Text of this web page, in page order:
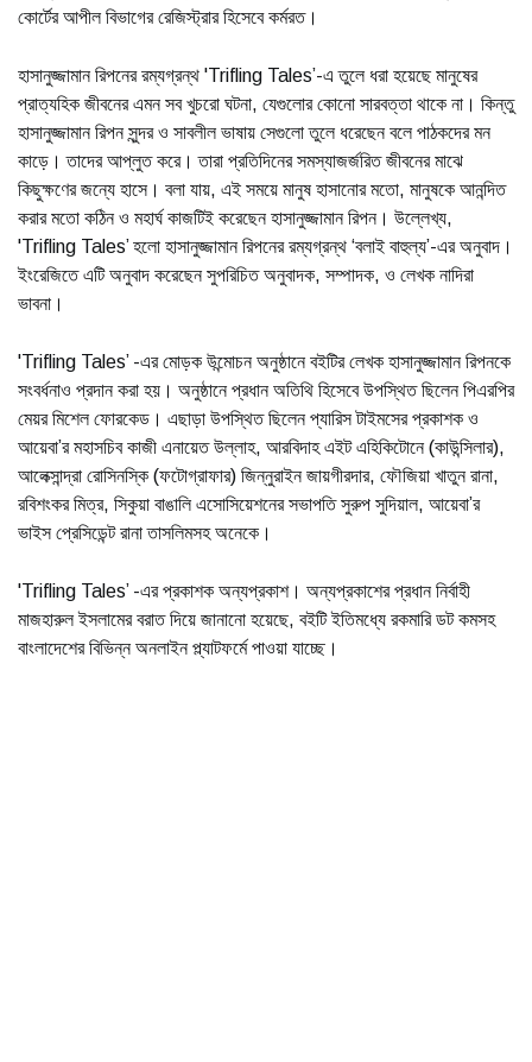
কোর্টের আপীল বিভাগের রেজিস্ট্রার হিসেবে কর্মরত।
হাসানুজ্জামান রিপনের রম্যগ্রন্থ 'Trifling Tales’-এ তুলে ধরা হয়েছে মানুষের
প্রাত্যহিক জীবনের এমন সব খুচরো ঘটনা, যেগুলোর কোনো সারবত্তা থাকে না। কিন্তু
হাসানুজ্জামান রিপন সুন্দর ও সাবলীল ভাষায় সেগুলো তুলে ধরেছেন বলে পাঠকদের মন
কাড়ে। তাদের আপ্লুত করে। তারা প্রতিদিনের সমস্যাজর্জরিত জীবনের মাঝে
কিছুক্ষণের জন্যে হাসে। বলা যায়, এই সময়ে মানুষ হাসানোর মতো, মানুষকে আনন্দিত
করার মতো কঠিন ও মহার্ঘ কাজটিই করেছেন হাসানুজ্জামান রিপন। উল্লেখ্য,
'Trifling Tales’ হলো হাসানুজ্জামান রিপনের রম্যগ্রন্থ ‘বলাই বাহুল্য’-এর অনুবাদ।
ইংরেজিতে এটি অনুবাদ করেছেন সুপরিচিত অনুবাদক, সম্পাদক, ও লেখক নাদিরা
ভাবনা।
'Trifling Tales’ -এর মোড়ক উন্মোচন অনুষ্ঠানে বইটির লেখক হাসানুজ্জামান রিপনকে
সংবর্ধনাও প্রদান করা হয়। অনুষ্ঠানে প্রধান অতিথি হিসেবে উপস্থিত ছিলেন পিএরপির
মেয়র মিশেল ফোরকেড। এছাড়া উপস্থিত ছিলেন প্যারিস টাইমসের প্রকাশক ও
আয়েবা’র মহাসচিব কাজী এনায়েত উল্লাহ, আরবিদাহ এইট এহিকিটোনে (কাউন্সিলার),
আলেক্সান্দ্রা রোসিনস্কি (ফটোগ্রাফার) জিন্নুরাইন জায়গীরদার, ফৌজিয়া খাতুন রানা,
রবিশংকর মিত্র, সিকুয়া বাঙালি এসোসিয়েশনের সভাপতি সুরুপ সুদিয়াল, আয়েবা’র
ভাইস প্রেসিডেন্ট রানা তাসলিমসহ অনেকে।
'Trifling Tales’ -এর প্রকাশক অন্যপ্রকাশ। অন্যপ্রকাশের প্রধান নির্বাহী
মাজহারুল ইসলামের বরাত দিয়ে জানানো হয়েছে, বইটি ইতিমধ্যে রকমারি ডট কমসহ
বাংলাদেশের বিভিন্ন অনলাইন প্ল্যাটফর্মে পাওয়া যাচ্ছে।